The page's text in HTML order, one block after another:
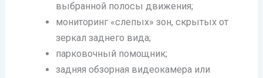
выбранной полосы движения;
мониторинг «слепых» зон, скрытых от
зеркал заднего вида;
парковочный помощник;
задняя обзорная видеокамера или